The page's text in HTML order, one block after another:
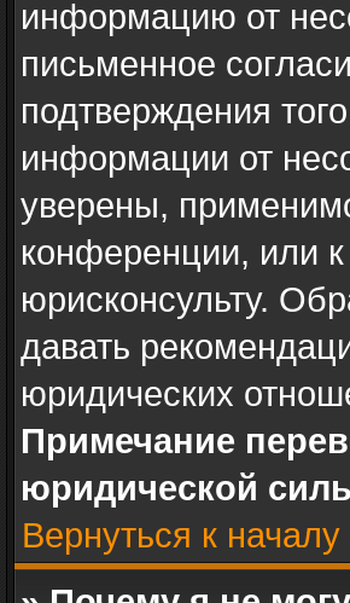
информацию от
письменное
подтверждения
информации от
уверены,
конференции, или
юрисконсульту.
давать
юридических
Примечание
юридической
Вернуться к началу